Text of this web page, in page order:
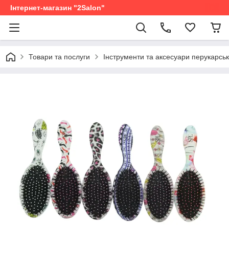
Інтернет-магазин "2Salon"
Товари та послуги Інструменти та аксесуари